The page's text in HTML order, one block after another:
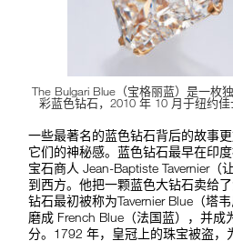
The Bulgari Blue（宝格丽蓝）是一枚
彩蓝色钻石，2010 年 10 月于纽约佳
一些最著名的蓝色钻石背后的故事
它们的神秘感。蓝色钻石最早在印
宝石商人 Jean-Baptiste Tavernier（
到西方。他把一颗蓝色大钻石卖给
钻石最初被称为Tavernier Blue（塔
磨成 French Blue（法国蓝），并成
分。1792 年，皇冠上的珠宝被盗，